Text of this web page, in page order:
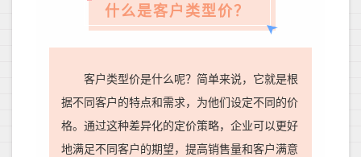
什么是客户类型价？
客户类型价是什么呢？简单来说，它就是根
据不同客户的特点和需求，为他们设定不同的价
格。通过这种差异化的定价策略，企业可以更好
地满足不同客户的期望，提高销售量和客户满意